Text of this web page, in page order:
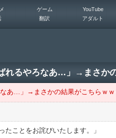
ゲーム YouTube
翻訳 アダルト
れるやろなあ…」→まさか
ことをお詫びいたします。」